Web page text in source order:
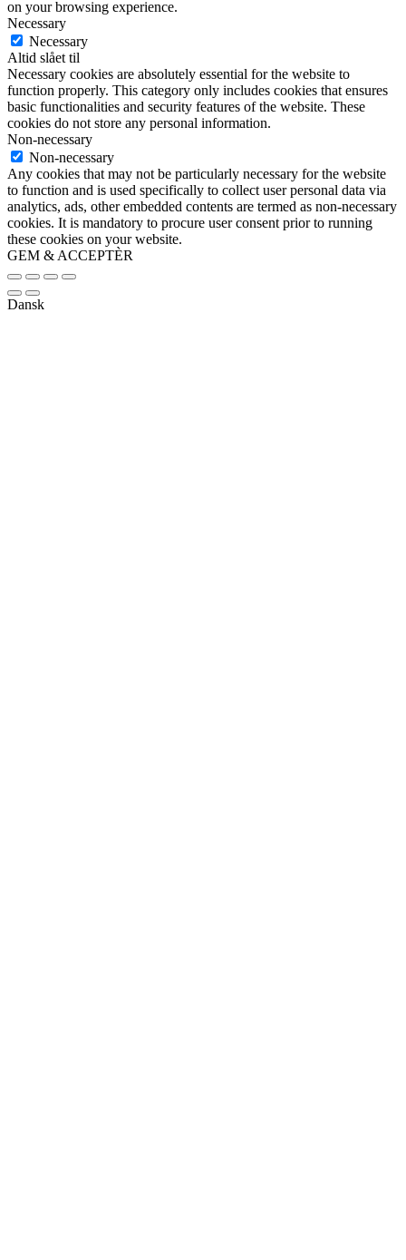
on your browsing experience.
Necessary
Necessary
Altid slået til
Necessary cookies are absolutely essential for the website to
function properly. This category only includes cookies that ensures
basic functionalities and security features of the website. These
cookies do not store any personal information.
Non-necessary
Non-necessary
Any cookies that may not be particularly necessary for the website
to function and is used specifically to collect user personal data via
analytics, ads, other embedded contents are termed as non-necessary
cookies. It is mandatory to procure user consent prior to running
these cookies on your website.
GEM & ACCEPTÈR
Dansk